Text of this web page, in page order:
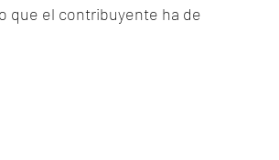
que el contribuyente ha de